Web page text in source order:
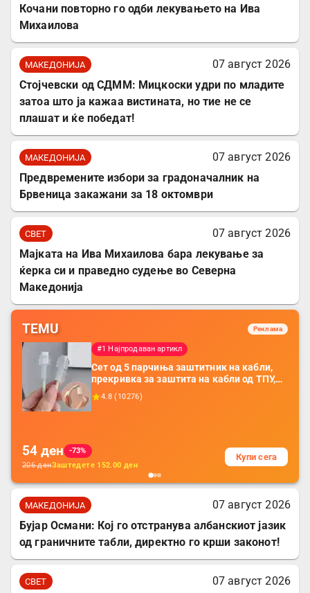
Кочани повторно го одби лекувањето на Ива
Михаилова
МАКЕДОНИЈА
07 август 2026
Стојчевски од СДММ: Мицкоски удри по младите
затоа што ја кажаа вистината, но тие не се
плашат и ќе победат!
МАКЕДОНИЈА
07 август 2026
Предвремените избори за градоначалник на
Брвеница закажани за 18 октомври
СВЕТ
07 август 2026
Мајката на Ива Михаилова бара лекување за
ќерка си и праведно судење во Северна
Македонија
TEMU Реклама
#1 Најпродаван артикл
Сет од 5 парчиња заштитник на кабли,
прекривка за заштита на кабли од ТПУ,
додатоци за заштита на кабли, без
батерија, за мобилни телефони, комплет
4.8 ( 10276)
54 ден
-73%
206денЗаштедете 152.00 ден
Купи сега
МАКЕДОНИЈА
07 август 2026
Бујар Османи: Кој го отстранува албанскиот јазик
од граничните табли, директно го крши законот!
СВЕТ
07 август 2026